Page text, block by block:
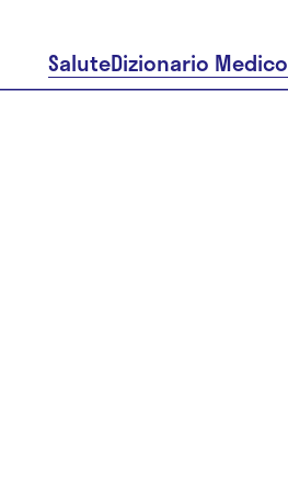
SaluteDizionario Medico